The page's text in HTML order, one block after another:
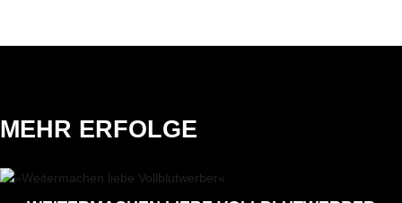
MEHR ERFOLGE